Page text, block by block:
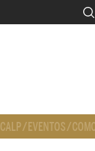
CALP/ EVENTOS/